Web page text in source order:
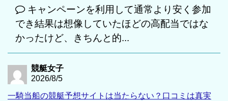
キャンペーンを利用して通常より安く参加
でき結果は想像していたほどの高配当ではな
かったけど、きちんと的...
競艇女子
2026/8/5
一騎当船の競艇予想サイトは当たらない？口コミは真実